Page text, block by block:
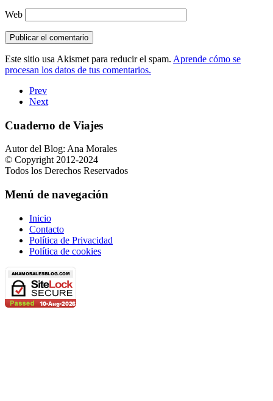
Web
Este sitio usa Akismet para reducir el spam. Aprende cómo se
procesan los datos de tus comentarios.
Prev
Next
Cuaderno de Viajes
Autor del Blog: Ana Morales
© Copyright 2012-2024
Todos los Derechos Reservados
Menú de navegación
Inicio
Contacto
Política de Privacidad
Política de cookies